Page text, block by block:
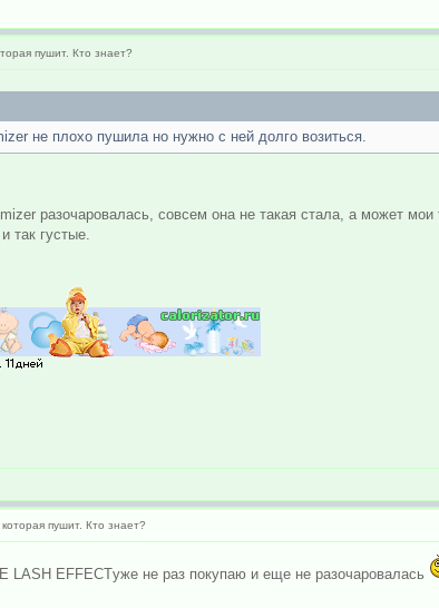
пушит. Кто знает?
не плохо пушила но нужно с ней долго возиться.
разочаровалась, совсем она не такая стала, а может
так густые.
пушит. Кто знает?
LASH EFFECTуже не раз покупаю и еще не разочаровалась